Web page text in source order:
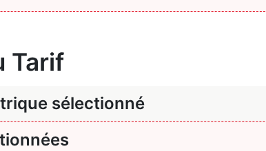
Tarif
sélectionné